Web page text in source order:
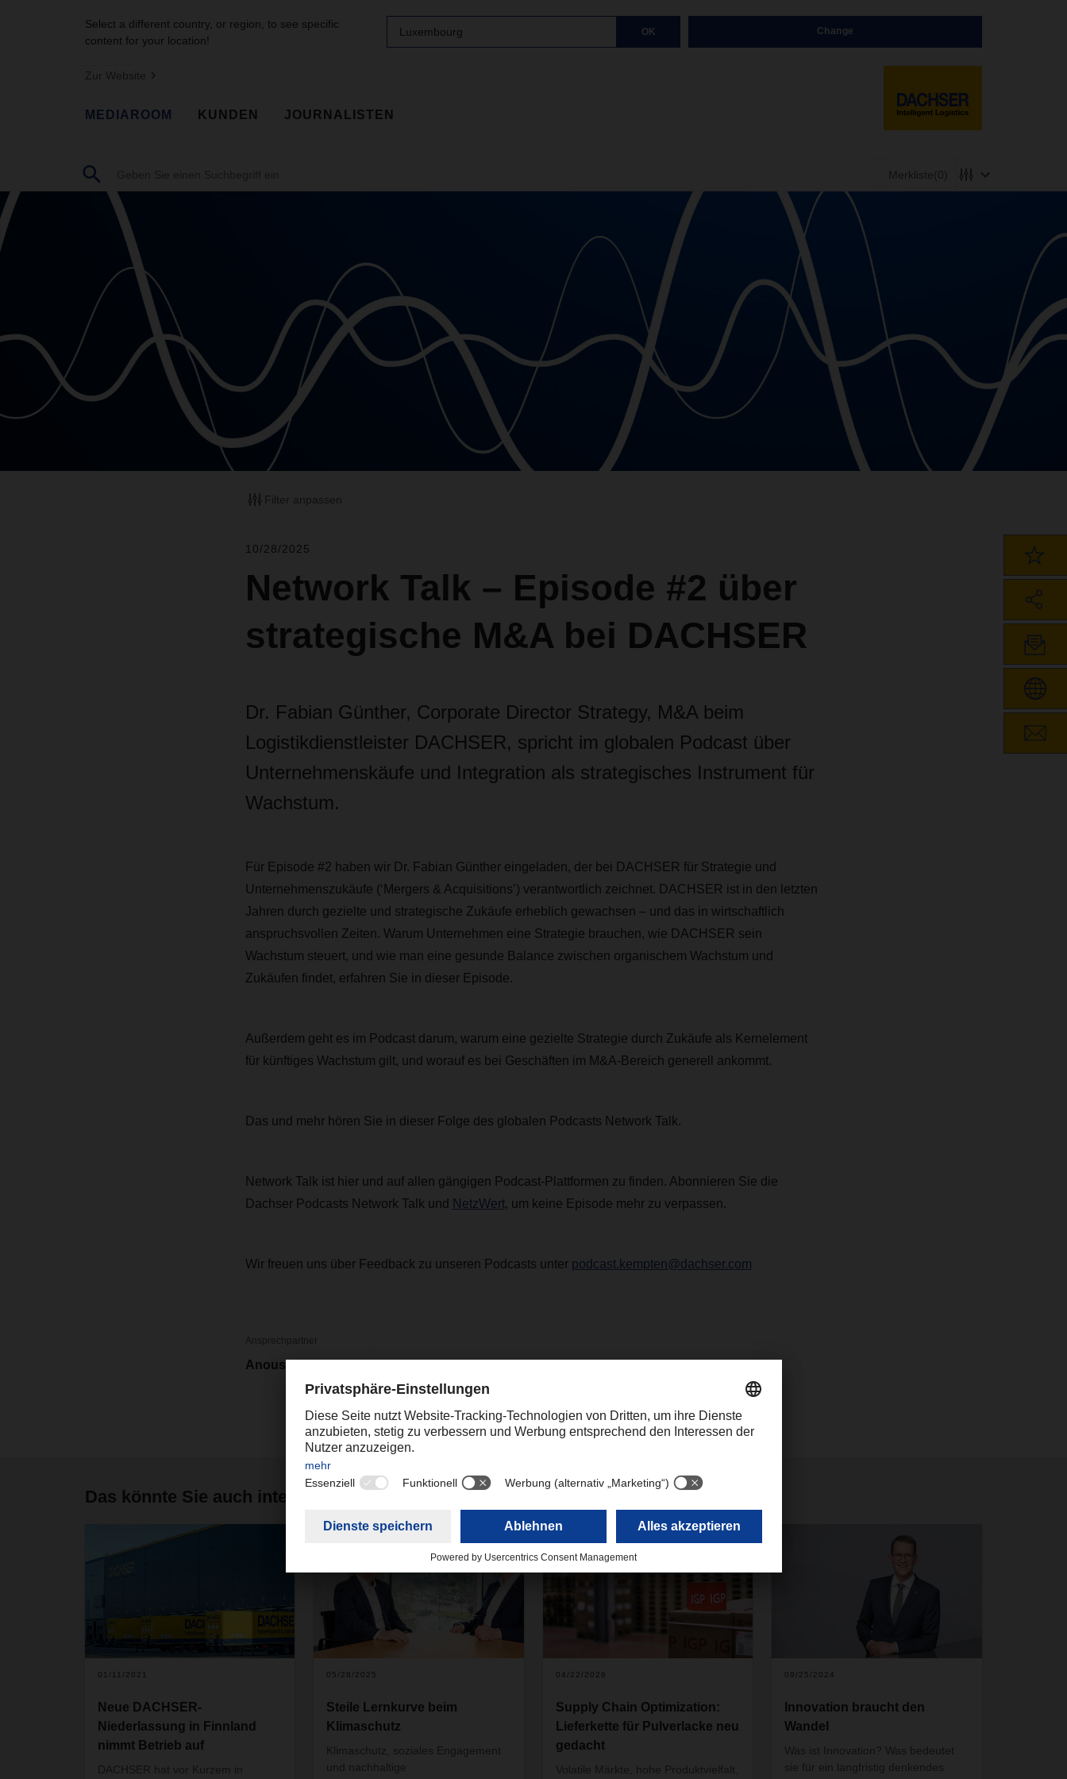
Select a different country, or region, to see specific
content for your location!
Luxembourg OK Change
Zur Website
MEDIAROOM KUNDEN JOURNALISTEN
Merkliste(0)
Filter anpassen
10/28/2025
Network Talk – Episode #2 über
strategische M&A bei DACHSER
Dr. Fabian Günther, Corporate Director Strategy, M&A beim
Logistikdienstleister DACHSER, spricht im globalen Podcast über
Unternehmenskäufe und Integration als strategisches Instrument für
Wachstum.
Für Episode #2 haben wir Dr. Fabian Günther eingeladen, der bei DACHSER für Strategie und
Unternehmenszukäufe (‘Mergers & Acquisitions’) verantwortlich zeichnet. DACHSER ist in den letzten
Jahren durch gezielte und strategische Zukäufe erheblich gewachsen – und das in wirtschaftlich
anspruchsvollen Zeiten. Warum Unternehmen eine Strategie brauchen, wie DACHSER sein
Wachstum steuert, und wie man eine gesunde Balance zwischen organischem Wachstum und
Zukäufen findet, erfahren Sie in dieser Episode.
Außerdem geht es im Podcast darum, warum eine gezielte Strategie durch Zukäufe als Kernelement
für künftiges Wachstum gilt, und worauf es bei Geschäften im M&A-Bereich generell ankommt.
Das und mehr hören Sie in dieser Folge des globalen Podcasts Network Talk.
Network Talk ist hier und auf allen gängigen Podcast-Plattformen zu finden. Abonnieren Sie die
Dachser Podcasts Network Talk und
NetzWert, um keine Episode mehr zu verpassen.
Wir freuen uns über Feedback zu unseren Podcasts unter podcast.kempten@dachser.com
Ansprechpartner
Anouska Kroon
Das könnte Sie auch interessieren
01/11/2021
Neue DACHSER-
Niederlassung in Finnland
nimmt Betrieb auf
DACHSER hat vor Kurzem in
05/28/2025
Steile Lernkurve beim
Klimaschutz
Klimaschutz, soziales Engagement
und nachhaltige
3
04/22/2026
Supply Chain Optimization:
Lieferkette für Pulverlacke neu
gedacht
Volatile Märkte, hohe Produktvielfalt,
09/25/2024
Innovation braucht den
Wandel
Was ist Innovation? Was bedeutet
sie für ein langfristig denkendes